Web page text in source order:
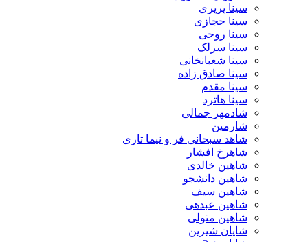
سینا پرپری
سینا حجازی
سینا روحی
سینا سرلک
سینا شعبانخانی
سینا صادق زاده
سینا مقدم
سینا هاترد
شادمهر جمالی
شارمین
شاهد سبحانی فر و نیما تاری
شاهرخ افشار
شاهین خالدی
شاهین دانشجو
شاهین سیف
شاهین عبدهی
شاهین متولی
شایان شیرین